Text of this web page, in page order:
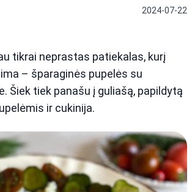
2024-07-22
tikrai neprastas patiekalas, kurį
– šparaginės pupelės su
Šiek tiek panašu į guliašą, papildytą
ir cukinija.